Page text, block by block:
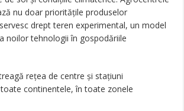
nu doar priorităţile produselor
drept teren experimental, un model
noilor tehnologii în gospodăriile
reţea de centre şi staţiuni
continentele, în toate zonele